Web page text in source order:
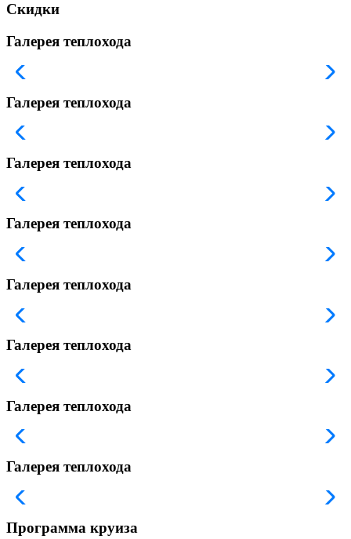
Скидки
Галерея теплохода
Галерея теплохода
Галерея теплохода
Галерея теплохода
Галерея теплохода
Галерея теплохода
Галерея теплохода
Галерея теплохода
Программа круиза